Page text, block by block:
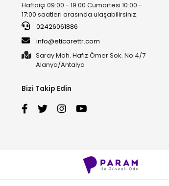
Haftaiçi 09:00 - 19:00 Cumartesi 10:00 -
17:00 saatleri arasında ulaşabilirsiniz.
02426061886
info@eticarettr.com
Saray Mah. Hafız Ömer Sok. No:4/7
Alanya/Antalya
Bizi Takip Edin